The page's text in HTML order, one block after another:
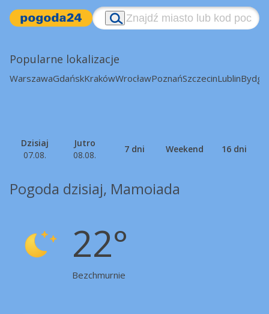
Popularne lokalizacje
WarszawaGdańskKrakówWrocławPoznańSzczecinLublin
Dzisiaj
07.08.
Jutro
08.08.
7 dni Weekend 16 dni
Pogoda dzisiaj, Mamoiada
22°
Bezchmurnie